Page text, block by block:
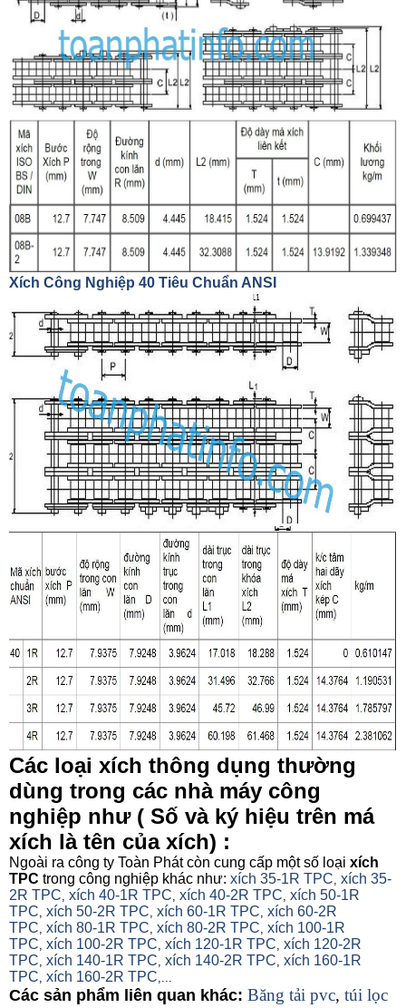
Xích Công Nghiệp 40 Tiêu Chuẩn ANSI
Các loại xích thông dụng thường
dùng trong các nhà máy công
nghiệp như ( Số và ký hiệu trên má
xích là tên của xích) :
Ngoài ra công ty Toàn Phát còn cung cấp một số loại xích
TPC trong công nghiệp khác như: xích 35-1R TPC, xích 35-
2R TPC, xích 40-1R TPC, xích 40-2R TPC, xích 50-1R
TPC, xích 50-2R TPC, xích 60-1R TPC, xích 60-2R
TPC, xích 80-1R TPC, xích 80-2R TPC, xích 100-1R
TPC, xích 100-2R TPC, xích 120-1R TPC, xích 120-2R
TPC, xích 140-1R TPC, xích 140-2R TPC, xích 160-1R
TPC, xích 160-2R TPC,...
Các sản phẩm liên quan khác: Băng tải pvc, túi lọc